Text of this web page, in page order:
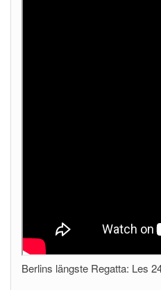
Berlins längste Regatta: Les